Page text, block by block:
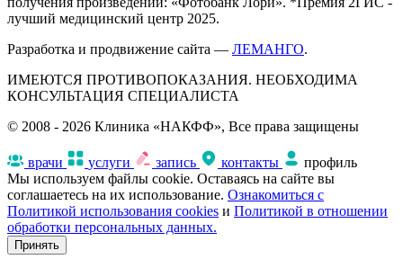
лучший медицинский центр 2025.
Разработка и продвижение сайта — ЛЕМАНГО.
ИМЕЮТСЯ ПРОТИВОПОКАЗАНИЯ. НЕОБХОДИМА
КОНСУЛЬТАЦИЯ СПЕЦИАЛИСТА
© 2008 - 2026 Клиника «НАКФФ», Все права защищены
врачи услуги запись контакты
профиль
Мы используем файлы cookie. Оставаясь на сайте вы
соглашаетесь на их использование. Ознакомиться с
Политикой использования cookies и Политикой в отношении
обработки персональных данных.
Принять